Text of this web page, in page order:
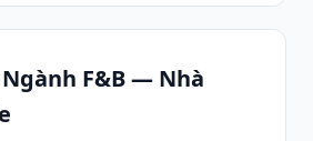
F&B — Nhà